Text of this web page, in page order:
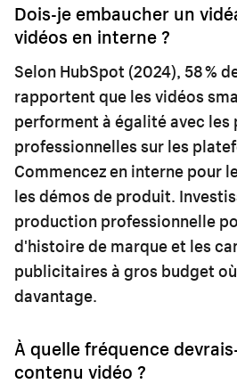
Dois-je embaucher un
vidéos en interne ?
Selon HubSpot (2024), 58 %
rapportent que les vidéos
performent à égalité avec
professionnelles sur les
Commencez en interne pour
les démos de produit.
production professionnelle
d'histoire de marque et les
publicitaires à gros budget
davantage.
À quelle fréquence
contenu vidéo ?